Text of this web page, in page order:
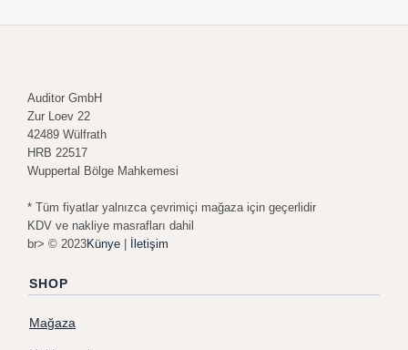
Auditor GmbH
Zur Loev 22
42489 Wülfrath
HRB 22517
Wuppertal Bölge Mahkemesi
* Tüm fiyatlar yalnızca çevrimiçi mağaza için geçerlidir
KDV ve nakliye masrafları dahil
br> © 2023Künye | İletişim
SHOP
Mağaza